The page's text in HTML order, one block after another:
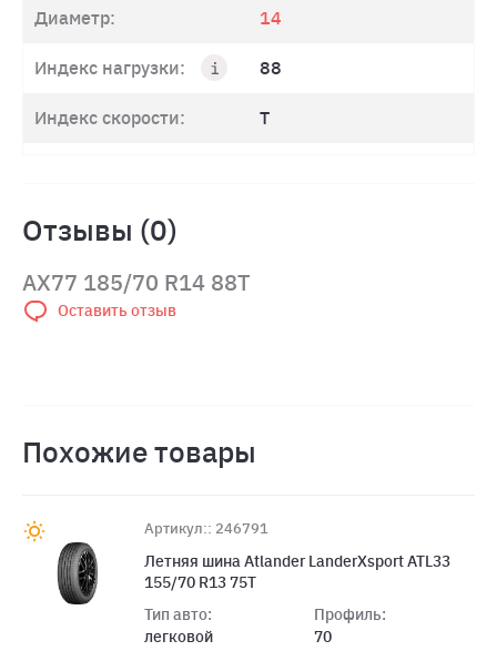
Диаметр: 14
Индекс нагрузки: 88
Индекс скорости: T
Отзывы (0)
AX77 185/70 R14 88Т
Оставить отзыв
Похожие товары
Артикул:: 246791
Летняя шина Atlander LanderXsport ATL33
155/70 R13 75T
Тип авто:
легковой
Профиль:
70